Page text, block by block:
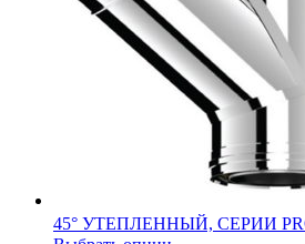
45° УТЕПЛЕННЫЙ, СЕРИИ